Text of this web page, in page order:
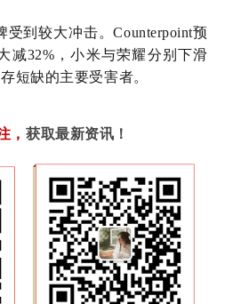
受到较大冲击。Counterpoint预
减32%，小米与荣耀分别下滑
短缺的主要受害者。
， 获取最新资讯！